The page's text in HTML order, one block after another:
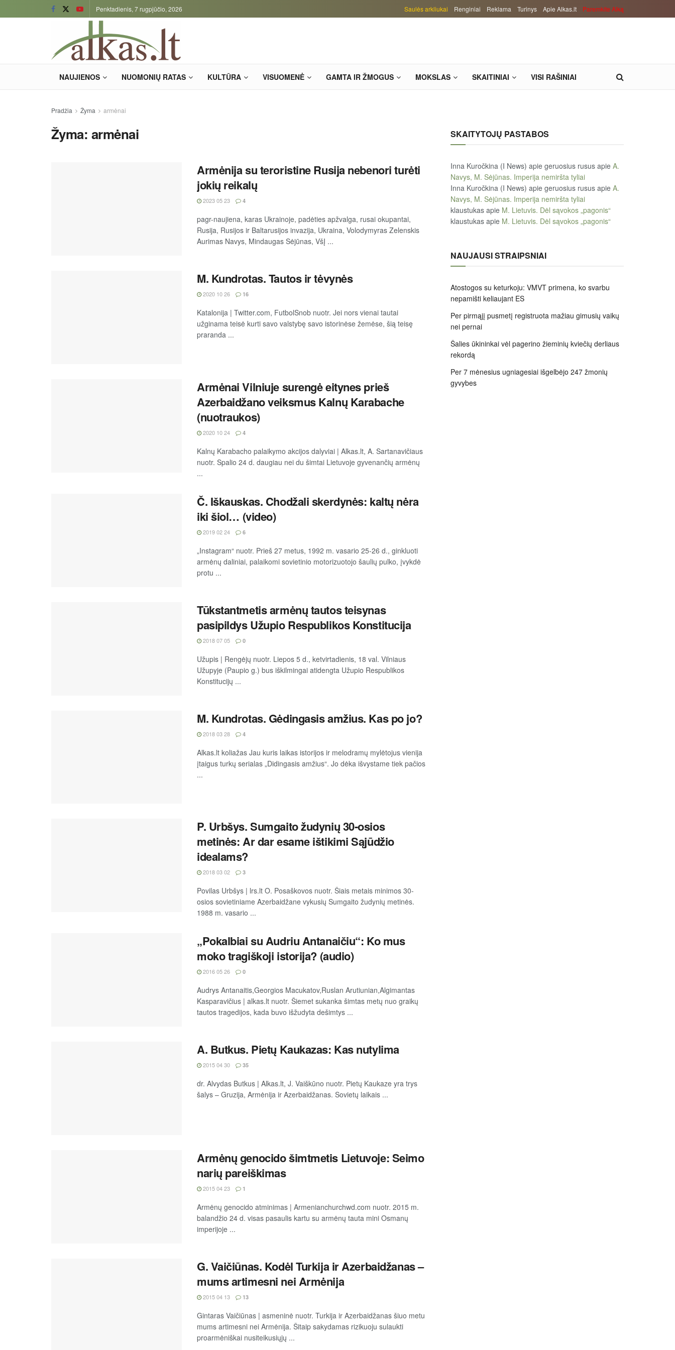
Penktadienis, 7 rugpjūčio, 2026 Saulės arkliukai Renginiai Reklama Turinys Apie Alkas.lt Paremkite Alką
NAUJIENOS NUOMONIŲ RATAS KULTŪRA VISUOMENĖ GAMTA IR ŽMOGUS MOKSLAS SKAITINIAI VISI RAŠINIAI
Pradžia Žyma armėnai
Žyma: armėnai
Armėnija su teroristine Rusija nebenori turėti
jokių reikalų
2023 05 23 4
pagr-naujiena, karas Ukrainoje, padėties apžvalga, rusai okupantai,
Rusija, Rusijos ir Baltarusijos invazija, Ukraina, Volodymyras Zelenskis
Aurimas Navys, Mindaugas Sėjūnas, VšĮ ...
M. Kundrotas. Tautos ir tėvynės
2020 10 26 16
Katalonija | Twitter.com, FutbolSnob nuotr. Jei nors vienai tautai
užginama teisė kurti savo valstybę savo istorinėse žemėse, šią teisę
praranda ...
Armėnai Vilniuje surengė eitynes prieš
Azerbaidžano veiksmus Kalnų Karabache
(nuotraukos)
2020 10 24 4
Kalnų Karabacho palaikymo akcijos dalyviai | Alkas.lt, A. Sartanavičiaus
nuotr. Spalio 24 d. daugiau nei du šimtai Lietuvoje gyvenančių armėnų
...
Č. Iškauskas. Chodžali skerdynės: kaltų nėra
iki šiol… (video)
2019 02 24 6
„Instagram“ nuotr. Prieš 27 metus, 1992 m. vasario 25-26 d., ginkluoti
armėnų daliniai, palaikomi sovietinio motorizuotojo šaulių pulko, įvykdė
protu ...
Tūkstantmetis armėnų tautos teisynas
pasipildys Užupio Respublikos Konstitucija
2018 07 05 0
Užupis | Rengėjų nuotr. Liepos 5 d., ketvirtadienis, 18 val. Vilniaus
Užupyje (Paupio g.) bus iškilmingai atidengta Užupio Respublikos
Konstitucijų ...
M. Kundrotas. Gėdingasis amžius. Kas po jo?
2018 03 28 4
Alkas.lt koliažas Jau kuris laikas istorijos ir melodramų mylėtojus vienija
įtaigus turkų serialas „Didingasis amžius“. Jo dėka išvystame tiek pačios
...
P. Urbšys. Sumgaito žudynių 30-osios
metinės: Ar dar esame ištikimi Sąjūdžio
idealams?
2018 03 02 3
Povilas Urbšys | lrs.lt O. Posaškovos nuotr. Šiais metais minimos 30-
osios sovietiniame Azerbaidžane vykusių Sumgaito žudynių metinės.
1988 m. vasario ...
„Pokalbiai su Audriu Antanaičiu“: Ko mus
moko tragiškoji istorija? (audio)
2016 05 26 0
Audrys Antanaitis,Georgios Macukatov,Ruslan Arutiunian,Algimantas
Kasparavičius | alkas.lt nuotr. Šiemet sukanka šimtas metų nuo graikų
tautos tragedijos, kada buvo išžudyta dešimtys ...
A. Butkus. Pietų Kaukazas: Kas nutylima
2015 04 30 35
dr. Alvydas Butkus | Alkas.lt, J. Vaiškūno nuotr. Pietų Kaukaze yra trys
šalys – Gruzija, Armėnija ir Azerbaidžanas. Sovietų laikais ...
Armėnų genocido šimtmetis Lietuvoje: Seimo
narių pareiškimas
2015 04 23 1
Armėnų genocido atminimas | Armenianchurchwd.com nuotr. 2015 m.
balandžio 24 d. visas pasaulis kartu su armėnų tauta mini Osmanų
imperijoje ...
G. Vaičiūnas. Kodėl Turkija ir Azerbaidžanas –
mums artimesni nei Armėnija
2015 04 13 13
Gintaras Vaičiūnas | asmeninė nuotr. Turkija ir Azerbaidžanas šiuo metu
mums artimesni nei Armėnija. Šitaip sakydamas rizikuoju sulaukti
proarmėniškai nusiteikusiųjų ...
SKAITYTOJŲ PASTABOS
Inna Kuročkina (I News) apie geruosius rusus apie A.
Navys, M. Sėjūnas. Imperija nemiršta tyliai
Inna Kuročkina (I News) apie geruosius rusus apie A.
Navys, M. Sėjūnas. Imperija nemiršta tyliai
klaustukas apie M. Lietuvis. Dėl sąvokos „pagonis“
klaustukas apie M. Lietuvis. Dėl sąvokos „pagonis“
NAUJAUSI STRAIPSNIAI
Atostogos su keturkoju: VMVT primena, ko svarbu
nepamišti keliaujant ES
Per pirmąjį pusmetį registruota mažiau gimusių vaikų
nei pernai
Šalies ūkininkai vėl pagerino žieminių kviečių derliaus
rekordą
Per 7 mėnesius ugniagesiai išgelbėjo 247 žmonių
gyvybes